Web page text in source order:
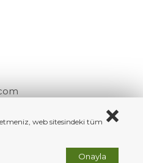
Onayla
web sitesindeki tüm